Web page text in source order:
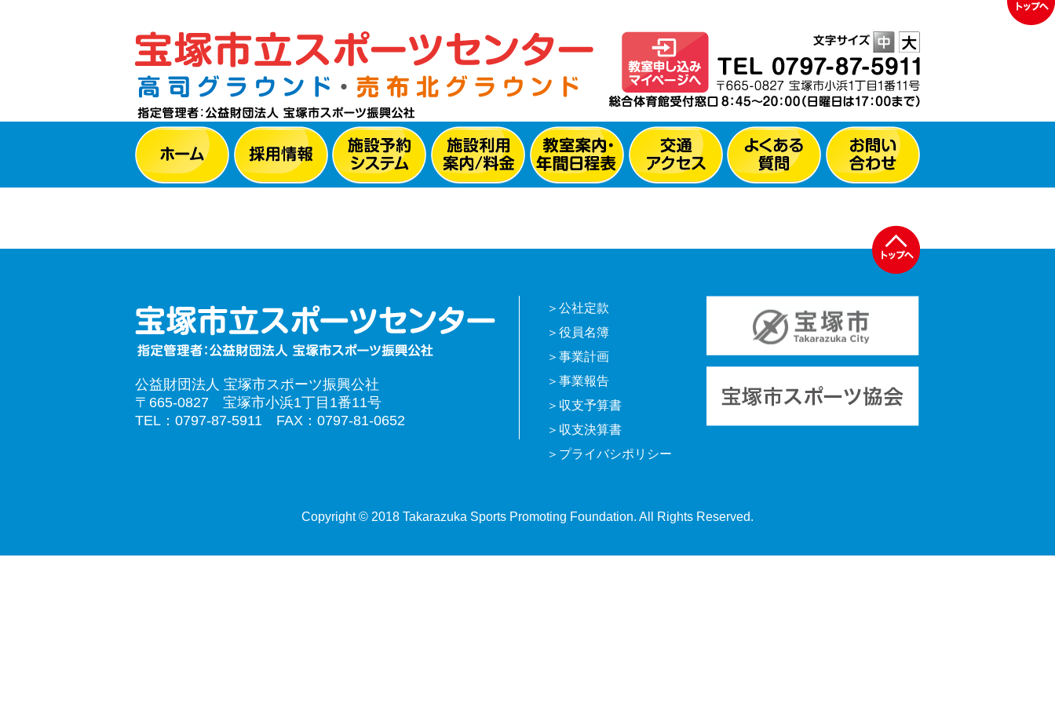
公益財団法人 宝塚市スポーツ振興公社
〒665-0827 宝塚市小浜1丁目1番11号
TEL：0797-87-5911 FAX：0797-81-0652
公社定款
役員名簿
事業計画
事業報告
収支予算書
収支決算書
プライバシポリシー
Copyright © 2018 Takarazuka Sports Promoting Foundation. All Rights Reserved.